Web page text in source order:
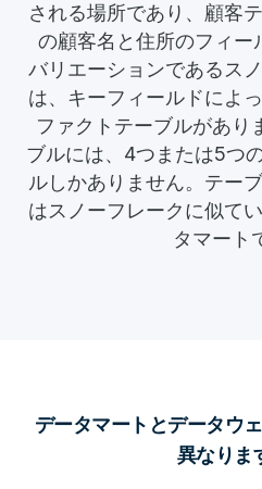
される場所であり、顧客
の顧客名と住所のフィー
バリエーションであるス
は、キーフィールドによ
ファクトテーブルがあり
ブルには、4つまたは5つ
ルしかありません。テー
はスノーフレークに似て
タマート
データマートとデータウ
異なりま